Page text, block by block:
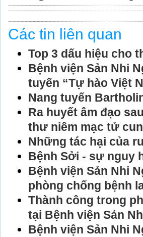
Các tin liên quan
Top 3 dấu hiệu cho
Bệnh viện Sản Nhi
tuyến “Tự hào Việt
Nang tuyến
Ra huyết âm đạo
thư niêm mạc tử
Những tác hại của
Bệnh Sởi - sự nguy
Bệnh viện Sản Nhi
phòng chống bệnh
Thành công trong
tại Bệnh viện Sản
Bệnh viện Sản Nhi